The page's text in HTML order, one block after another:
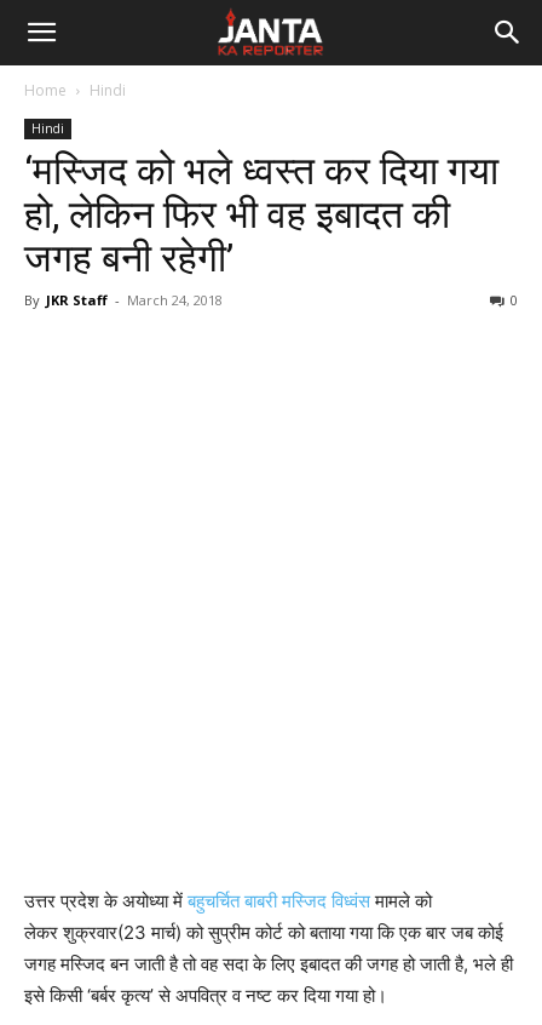
Janta
Reporter
Home Hindi
Hindi
‘मस्जिद को भले ध्वस्त कर दिया गया
हो, लेकिन फिर भी वह इबादत की
जगह बनी रहेगी’
By JKR Staff - March 24, 2018 0
उत्तर प्रदेश के अयोध्या मेंबहुचर्चित बाबरी मस्जिद विध्वंसमामले को
लेकर शुक्रवार(23 मार्च) को सुप्रीम कोर्ट को बताया गया कि एक बार जब कोई
जगह मस्जिद बन जाती है तो वह सदा के लिए इबादत की जगह हो जाती है, भले ही
इसे किसी ‘बर्बर कृत्य’ से अपवित्र व नष्ट कर दिया गया हो।